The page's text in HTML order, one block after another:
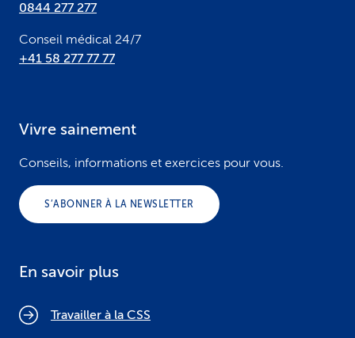
0844 277 277
Conseil médical 24/7
+41 58 277 77 77
Vivre sainement
Conseils, informations et exercices pour vous.
S’ABONNER À LA NEWSLETTER
En savoir plus
Travailler à la CSS